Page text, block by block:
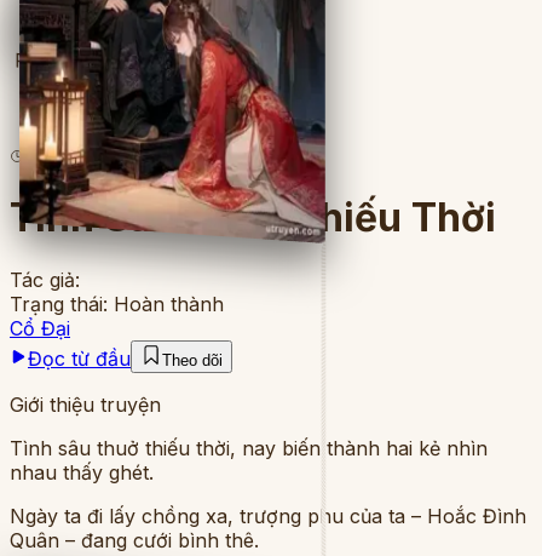
Full
4lượt đọc· 27 chương
Tình Sâu Thuở Thiếu Thời
Tác giả:
Trạng thái: Hoàn thành
Cổ Đại
Đọc từ đầu
Theo dõi
Giới thiệu truyện
Tình sâu thuở thiếu thời, nay biến thành hai kẻ nhìn
nhau thấy ghét.
Ngày ta đi lấy chồng xa, trượng phu của ta – Hoắc Đình
Quân – đang cưới bình thê.